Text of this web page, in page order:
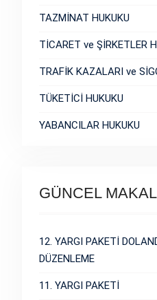
TAZMİNAT HUKUKU
TİCARET ve ŞİRKETLER
TRAFİK KAZALARI ve
TÜKETİCİ HUKUKU
YABANCILAR HUKUKU
GÜNCEL
12. YARGI PAKETİ
DÜZENLEME
11. YARGI PAKETİ